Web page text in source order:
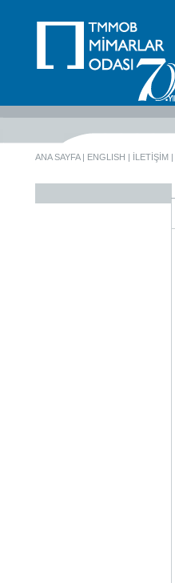
ANA SAYFA| ENGLISH | İLETİŞİM |